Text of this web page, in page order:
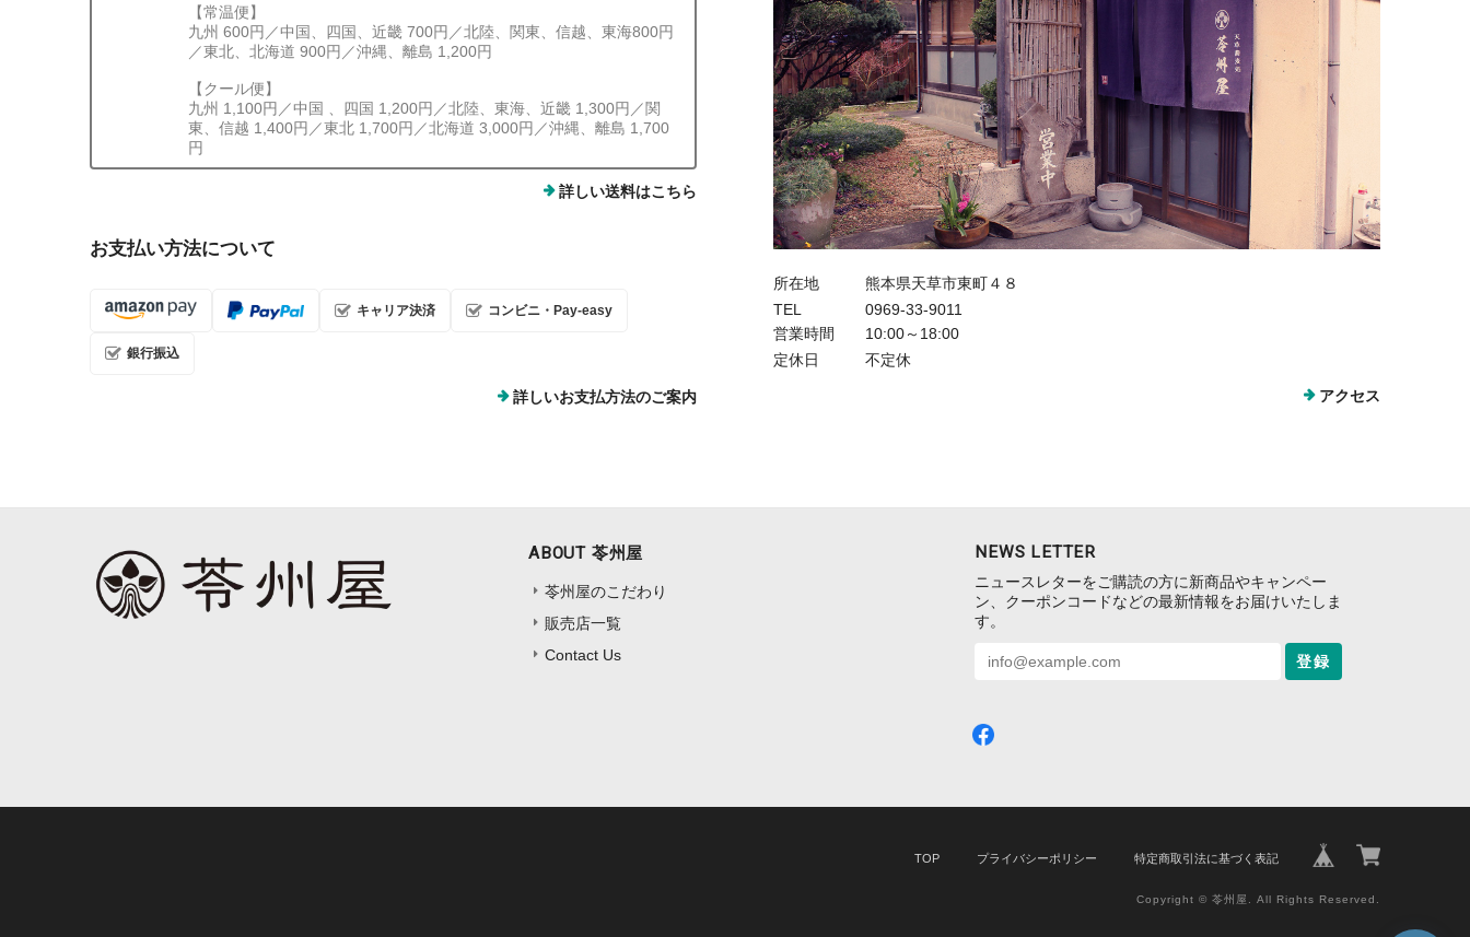
【常温便】
九州 600円／中国、四国、近畿 700円／北陸、関東、信越、東海800円
／東北、北海道 900円／沖縄、離島 1,200円
【クール便】
九州 1,100円／中国 、四国 1,200円／北陸、東海、近畿 1,300円／関
東、信越 1,400円／東北 1,700円／北海道 3,000円／沖縄、離島 1,700
円
詳しい送料はこちら
お支払い方法について
キャリア決済 コンビニ・Pay-easy
銀行振込
詳しいお支払方法のご案内
所在地
熊本県天草市東町４８
TEL
0969-33-9011
営業時間
10:00～18:00
定休日
不定休
アクセス
ABOUT 苓州屋
苓州屋のこだわり
販売店一覧
Contact Us
NEWS LETTER
ニュースレターをご購読の方に新商品やキャンペー
ン、クーポンコードなどの最新情報をお届けいたしま
す。
登録
TOP プライバシーポリシー 特定商取引法に基づく表記
Copyright © 苓州屋. All Rights Reserved.